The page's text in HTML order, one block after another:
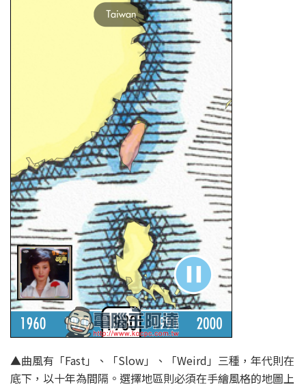
▲曲風有「Fast」、「Slow」、「Weird」三種，年代則在
底下，以十年為間隔。選擇地區則必須在手繪風格的地圖上